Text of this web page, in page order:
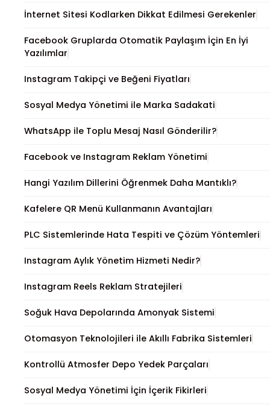
İnternet Sitesi Kodlarken Dikkat Edilmesi Gerekenler
Facebook Gruplarda Otomatik Paylaşım İçin En İyi
Yazılımlar
Instagram Takipçi ve Beğeni Fiyatları
Sosyal Medya Yönetimi ile Marka Sadakati
WhatsApp ile Toplu Mesaj Nasıl Gönderilir?
Facebook ve Instagram Reklam Yönetimi
Hangi Yazılım Dillerini Öğrenmek Daha Mantıklı?
Kafelere QR Menü Kullanmanın Avantajları
PLC Sistemlerinde Hata Tespiti ve Çözüm Yöntemleri
Instagram Aylık Yönetim Hizmeti Nedir?
Instagram Reels Reklam Stratejileri
Soğuk Hava Depolarında Amonyak Sistemi
Otomasyon Teknolojileri ile Akıllı Fabrika Sistemleri
Kontrollü Atmosfer Depo Yedek Parçaları
Sosyal Medya Yönetimi İçin İçerik Fikirleri